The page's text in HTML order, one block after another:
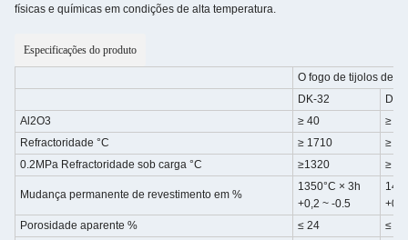
físicas e químicas em condições de alta temperatura.
Especificações do produto
O fogo de tijolos de
DK-32
DK-
Al2O3
≥ 40
≥ 42
Refractoridade °C
≥ 1710
≥
0.2MPa Refractoridade sob carga °C
≥1320 ≥
Mudança permanente de revestimento em %
1350°C × 3h
+0,2 ~ -0.5
Porosidade aparente %
≤ 24
≤ 22